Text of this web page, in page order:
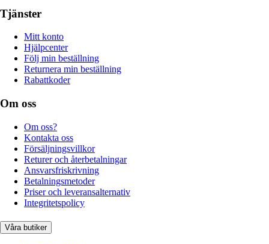
Tjänster
Mitt konto
Hjälpcenter
Följ min beställning
Returnera min beställning
Rabattkoder
Om oss
Om oss?
Kontakta oss
Försäljningsvillkor
Returer och återbetalningar
Ansvarsfriskrivning
Betalningsmetoder
Priser och leveransalternativ
Integritetspolicy
Våra butiker